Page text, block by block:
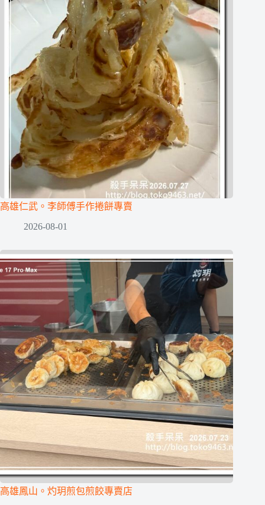
高雄仁武。李師傅手作捲餅專賣
2026-08-01
高雄鳳山。灼玥煎包煎餃專賣店